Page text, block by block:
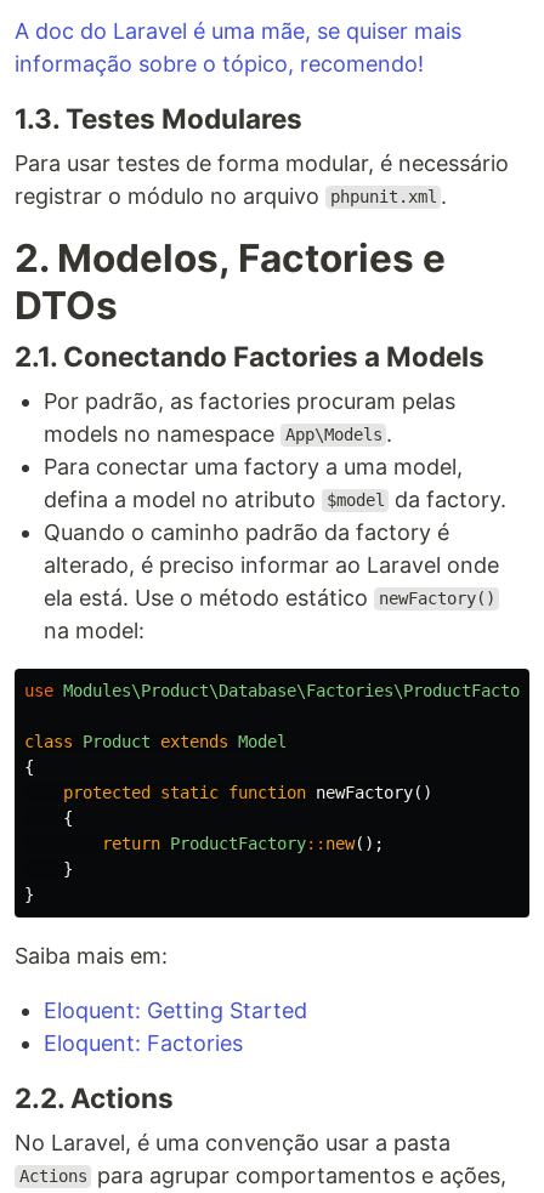
A doc do Laravel é uma mãe, se quiser mais
informação sobre o tópico, recomendo!
1.3. Testes Modulares
Para usar testes de forma modular, é necessário
registrar o módulo no arquivo
phpunit.xml .
2. Modelos, Factories e
DTOs
2.1. Conectando Factories a Models
Por padrão, as factories procuram pelas
models no namespace App\Models .
Para conectar uma factory a uma model,
defina a model no atributo
$model
da factory.
Quando o caminho padrão da factory é
alterado, é preciso informar ao Laravel onde
ela está. Use o método estático
newFactory()
na model:
use Modules\Product\Database\Factories\ProductFactory
class Product extends Model
{
protected static function newFactory()
{
return ProductFactory:: new();
}
}
Saiba mais em:
Eloquent: Getting Started
Eloquent: Factories
2.2. Actions
No Laravel, é uma convenção usar a pasta
Actions
para agrupar comportamentos e ações,